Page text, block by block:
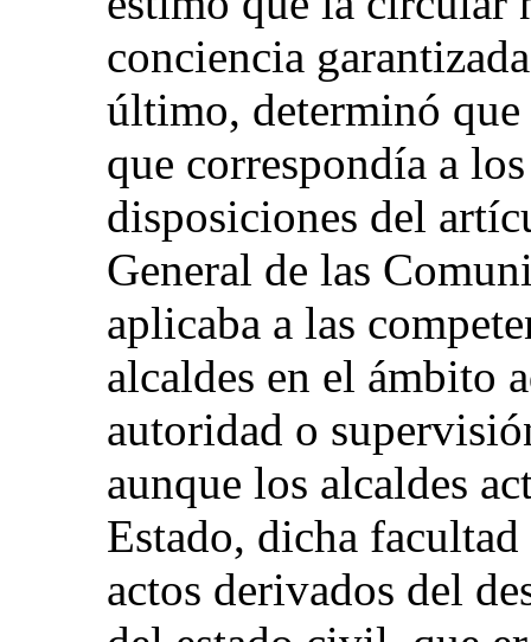
conciencia
último, determinó
que correspondía a
disposiciones del
General de las
aplicaba a las
alcaldes en el ámbito
autoridad o
aunque los alcaldes
Estado, dicha
actos derivados del